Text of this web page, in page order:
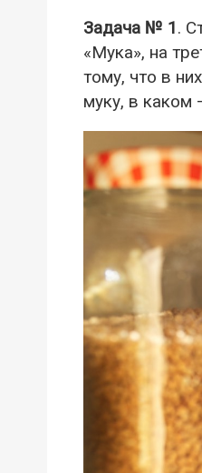
Задача № 1.
«Мука», на
тому, что в
муку, в каком